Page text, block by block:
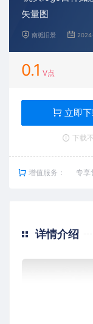
矢量图
南栀旧景
0.1 V点
立即
下载
增值服务： 专享
详情介绍